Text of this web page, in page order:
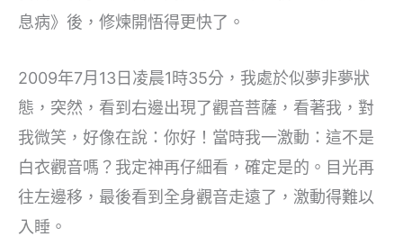
息病》後，修煉開悟得更快了。
2009年7月13日凌晨1時35分，我處於似夢非夢狀
態，突然，看到右邊出現了觀音菩薩，看著我，對
我微笑，好像在說：你好！當時我一激動：這不是
白衣觀音嗎？我定神再仔細看，確定是的。目光再
往左邊移，最後看到全身觀音走遠了，激動得難以
入睡。